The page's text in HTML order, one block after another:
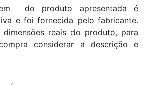
do produto apresentada é
e foi fornecida pelo fabricante.
reais do produto, para
considerar a descrição e